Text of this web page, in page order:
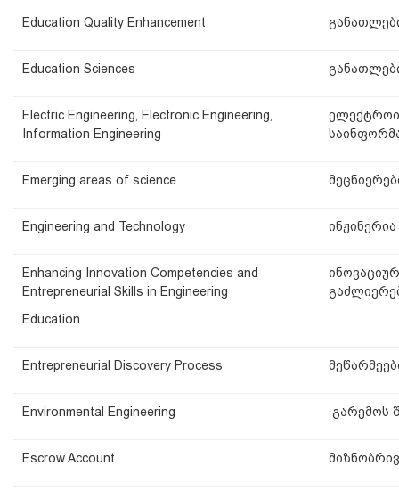
Education Quality Enhancement
Education Sciences
Electric Engineering, Electronic Engineering,
Information Engineering
Emerging areas of science
Engineering and Technology
Enhancing Innovation Competencies and
Entrepreneurial Skills in Engineering
Education
Entrepreneurial Discovery Process
Environmental Engineering გარემოს
Escrow Account